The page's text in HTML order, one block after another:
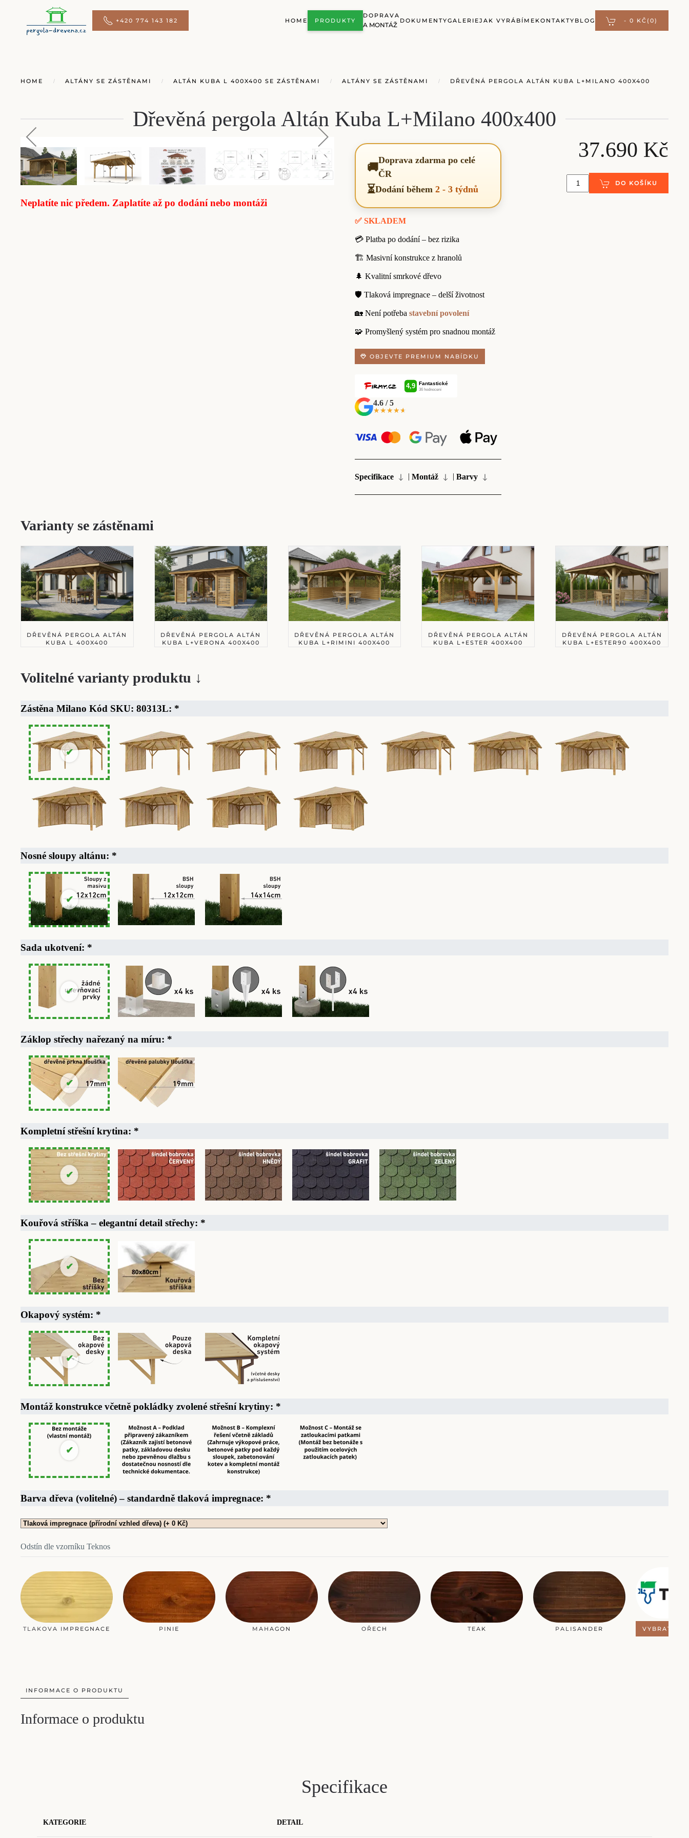
Přejít na hlavní obsah +420 774 143 182 HOME PRODUKTY
DOPRAVA
A MONTÁŽ
DOKUMENTYGALERIEJAK VYRÁBÍME KONTAKTY BLOG - 0 KČ (0)
HOME ALTÁNY SE ZÁSTĚNAMI ALTÁN KUBA L 400X400 SE ZÁSTĚNAMI ALTÁNY SE ZÁSTĚNAMI DŘEVĚNÁ PERGOLA ALTÁN KUBA L+MILANO 400X400
Dřevěná pergola Altán Kuba L+Milano 400x400
Neplatíte nic předem. Zaplatíte až po dodání nebo montáži
🚚
Doprava zdarma po celé
ČR
⏳Dodání během 2 - 3 týdnů
✅ SKLADEM
💳 Platba po dodání – bez rizika
🏗️ Masivní konstrukce z hranolů
🌲 Kvalitní smrkové dřevo
🛡️ Tlaková impregnace – delší životnost
🏡 Není potřeba stavební povolení
🧩 Promyšlený systém pro snadnou montáž
OBJEVTE PREMIUM NABÍDKU
4.6 / 5
★★★★★
★★★★★
Specifikace | Montáž | Barvy
37.690 Kč
DO KOŠÍKU
Varianty se zástěnami
DŘEVĚNÁ PERGOLA ALTÁN
KUBA L 400X400
DŘEVĚNÁ PERGOLA ALTÁN
KUBA L+VERONA 400X400
DŘEVĚNÁ PERGOLA ALTÁN
KUBA L+RIMINI 400X400
DŘEVĚNÁ PERGOLA ALTÁN
KUBA L+ESTER 400X400
DŘEVĚNÁ PERGOLA ALTÁN
KUBA L+ESTER90 400X400
Volitelné varianty produktu ↓
Zástěna Milano Kód SKU: 80313L: *
Nosné sloupy altánu: *
Sada ukotvení: *
Záklop střechy nařezaný na míru: *
Kompletní střešní krytina: *
Kouřová stříška – elegantní detail střechy: *
Okapový systém: *
Montáž konstrukce včetně pokládky zvolené střešní krytiny: *
Barva dřeva (volitelné) – standardně tlaková impregnace: *
Odstín dle vzorníku Teknos
TLAKOVA IMPREGNACE PINIE MAHAGON OŘECH TEAK PALISANDER VYBRAT
INFORMACE O PRODUKTU
Informace o produktu
Specifikace
KATEGORIE DETAIL